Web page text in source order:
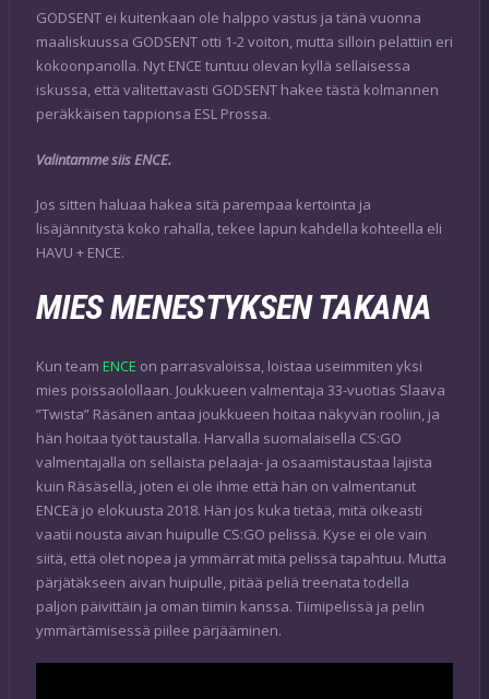
GODSENT ei kuitenkaan ole halppo vastus ja tänä vuonna
maaliskuussa GODSENT otti 1-2 voiton, mutta silloin pelattiin eri
kokoonpanolla. Nyt ENCE tuntuu olevan kyllä sellaisessa
iskussa, että valitettavasti GODSENT hakee tästä kolmannen
peräkkäisen tappionsa ESL Prossa.
Valintamme siis ENCE.
Jos sitten haluaa hakea sitä parempaa kertointa ja
lisäjännitystä koko rahalla, tekee lapun kahdella kohteella eli
HAVU + ENCE.
MIES MENESTYKSEN TAKANA
Kun team ENCE on parrasvaloissa, loistaa useimmiten yksi
mies poissaolollaan. Joukkueen valmentaja 33-vuotias Slaava
”Twista” Räsänen antaa joukkueen hoitaa näkyvän rooliin, ja
hän hoitaa työt taustalla. Harvalla suomalaisella CS:GO
valmentajalla on sellaista pelaaja- ja osaamistaustaa lajista
kuin Räsäsellä, joten ei ole ihme että hän on valmentanut
ENCEä jo elokuusta 2018. Hän jos kuka tietää, mitä oikeasti
vaatii nousta aivan huipulle CS:GO pelissä. Kyse ei ole vain
siitä, että olet nopea ja ymmärrät mitä pelissä tapahtuu. Mutta
pärjätäkseen aivan huipulle, pitää peliä treenata todella
paljon päivittäin ja oman tiimin kanssa. Tiimipelissä ja pelin
ymmärtämisessä piilee pärjääminen.